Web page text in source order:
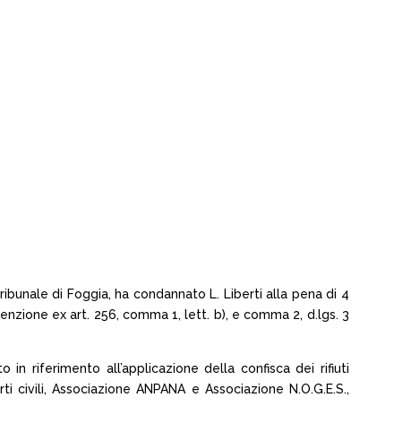
di Foggia, ha condannato L. Liberti alla pena di 4
ex art. 256, comma 1, lett. b), e comma 2, d.lgs. 3
riferimento all’applicazione della confisca dei rifiuti
Associazione ANPANA e Associazione N.O.G.E.S.,